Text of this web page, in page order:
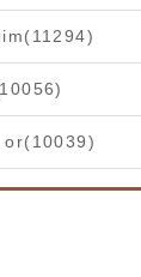
(11294)
or(10039)